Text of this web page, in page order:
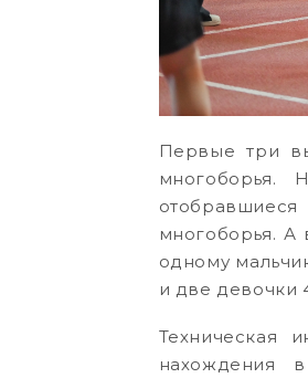
Первые три
многоборья.
многоборья. А
одному
и две девочки
Техническая
нахождения